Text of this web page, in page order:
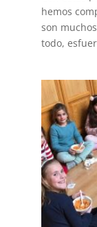
hemos
son
todo,